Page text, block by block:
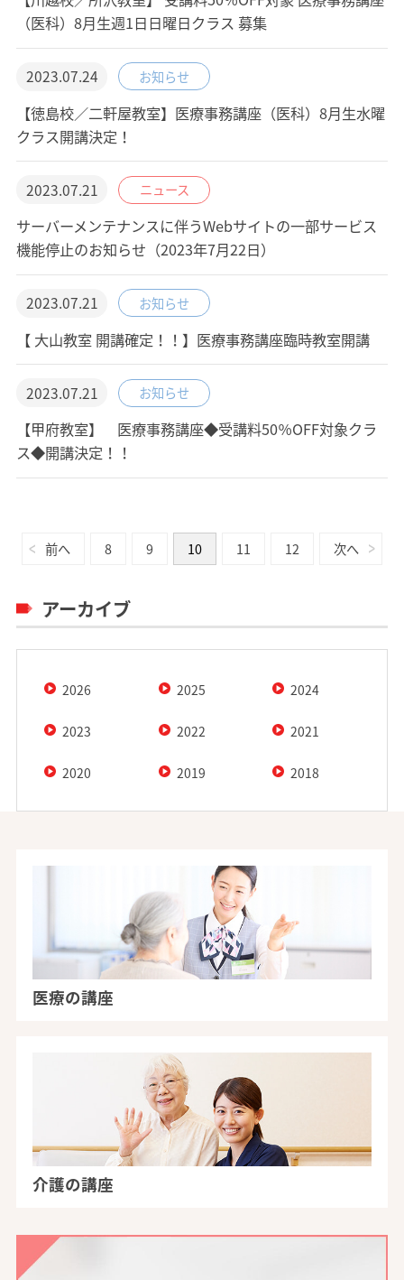
（医科）8月生週1日日曜日クラス 募集
2023.07.24 お知らせ
【徳島校／二軒屋教室】医療事務講座（医科）8月生水曜
クラス開講決定！
2023.07.21 ニュース
サーバーメンテナンスに伴うWebサイトの一部サービス
機能停止のお知らせ（2023年7月22日）
2023.07.21 お知らせ
【 大山教室 開講確定！！】医療事務講座臨時教室開講
2023.07.21 お知らせ
【甲府教室】 医療事務講座◆受講料50％OFF対象クラ
ス◆開講決定！！
前へ 8 9 10 11 12 次へ
アーカイブ
2026 2025 2024
2023 2022 2021
2020 2019 2018
医療の講座
介護の講座